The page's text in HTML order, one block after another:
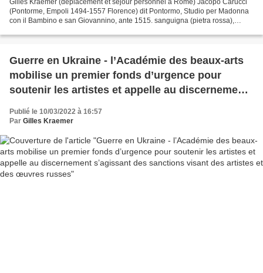
Gilles Kraemer (déplacement et séjour personnel à Rome) Jacopo Carucci
(Pontorme, Empoli 1494-1557 Florence) dit Pontormo, Studio per Madonna
con il Bambino e san Giovannino, ante 1515. sanguigna (pietra rossa),
Guerre en Ukraine - l’Académie des beaux-arts
mobilise un premier fonds d’urgence pour
soutenir les artistes et appelle au discernement
s’agissant des sanctions visant des artistes et
des œuvres russes
Publié le 10/03/2022 à 16:57
Par Gilles Kraemer